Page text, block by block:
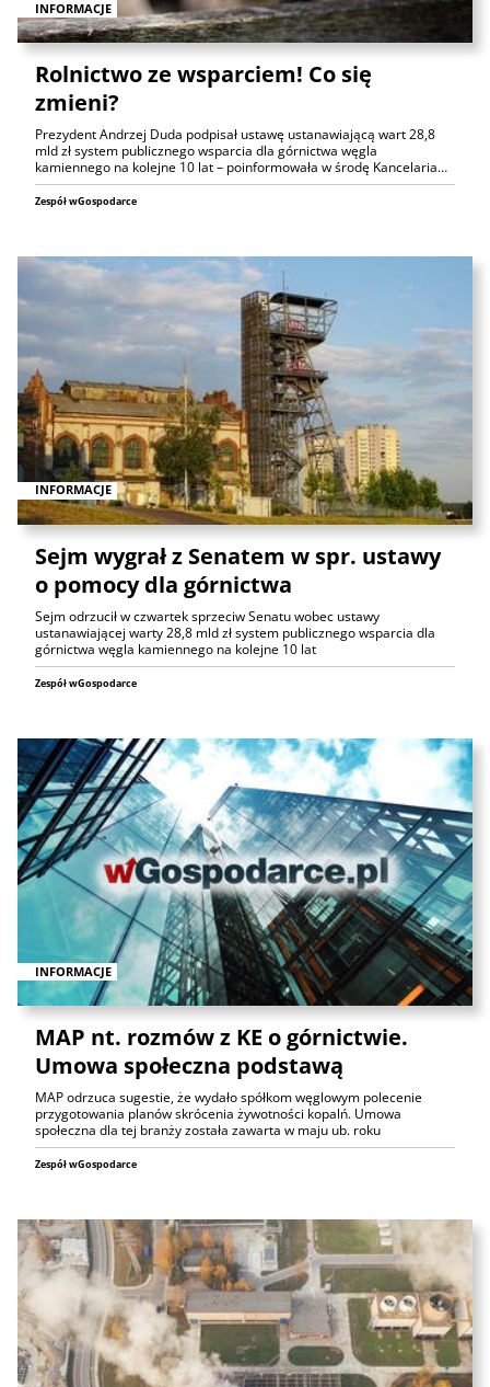
INFORMACJE
Rolnictwo ze wsparciem! Co się
zmieni?
Prezydent Andrzej Duda podpisał ustawę ustanawiającą wart 28,8
mld zł system publicznego wsparcia dla górnictwa węgla
kamiennego na kolejne 10 lat – poinformowała w środę Kancelaria…
Zespół wGospodarce
INFORMACJE
Sejm wygrał z Senatem w spr. ustawy
o pomocy dla górnictwa
Sejm odrzucił w czwartek sprzeciw Senatu wobec ustawy
ustanawiającej warty 28,8 mld zł system publicznego wsparcia dla
górnictwa węgla kamiennego na kolejne 10 lat
Zespół wGospodarce
INFORMACJE
MAP nt. rozmów z KE o górnictwie.
Umowa społeczna podstawą
MAP odrzuca sugestie, że wydało spółkom węglowym polecenie
przygotowania planów skrócenia żywotności kopalń. Umowa
społeczna dla tej branży została zawarta w maju ub. roku
Zespół wGospodarce